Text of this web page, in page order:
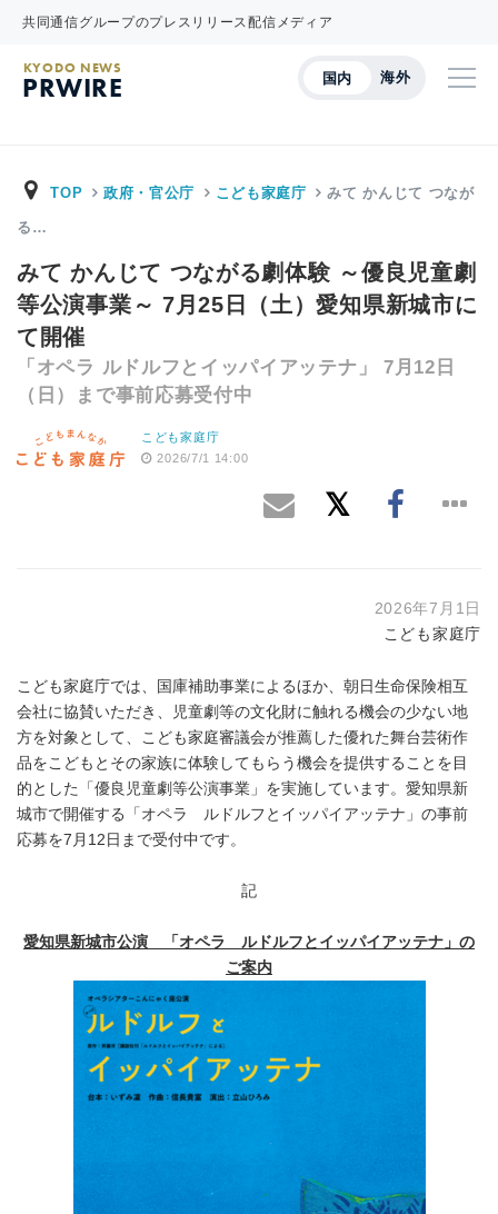
共同通信グループのプレスリリース配信メディア
国内 海外
KYODO NEWS
PRWIRE
TOP 政府・官公庁 こども家庭庁 みて かんじて つなが
る…
みて かんじて つながる劇体験 ～優良児童劇
等公演事業～ 7月25日（土）愛知県新城市に
て開催
「オペラ ルドルフとイッパイアッテナ」 7月12日
（日）まで事前応募受付中
こども家庭庁
2026/7/1 14:00
2026年7月1日
こども家庭庁
こども家庭庁では、国庫補助事業によるほか、朝日生命保険相互
会社に協賛いただき、児童劇等の文化財に触れる機会の少ない地
方を対象として、こども家庭審議会が推薦した優れた舞台芸術作
品をこどもとその家族に体験してもらう機会を提供することを目
的とした「優良児童劇等公演事業」を実施しています。愛知県新
城市で開催する「オペラ ルドルフとイッパイアッテナ」の事前
応募を7月12日まで受付中です。
記
愛知県新城市公演 「オペラ ルドルフとイッパイアッテナ」の
ご案内